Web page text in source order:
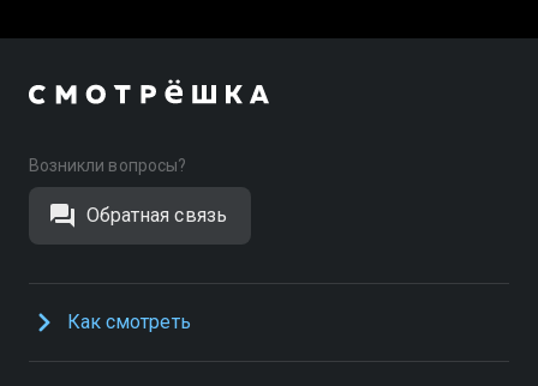
Возникли вопросы?
Обратная связь
Как смотреть